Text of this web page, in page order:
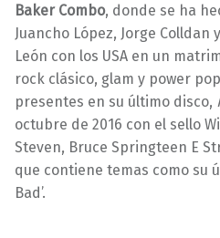
Baker Combo, donde se ha
Juancho López, Jorge
León con los USA en un
rock clásico, glam y power
presentes en su último disco,
octubre de 2016 con el sello
Steven, Bruce Springteen E
que contiene temas como su
Bad’.